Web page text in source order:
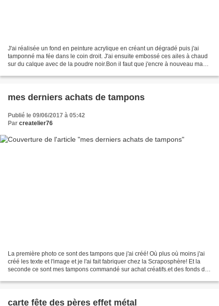
J'ai réalisée un fond en peinture acrylique en créant un dégradé puis j'ai
tamponné ma fée dans le coin droit. J'ai ensuite embossé ces ailes à chaud
sur du calque avec de la poudre noir.Bon il faut que j'encre à nouveau ma
mes derniers achats de tampons
Publié le 09/06/2017 à 05:42
Par createlier76
La première photo ce sont des tampons que j'ai créé! Où plus où moins j'ai
créé les texte et l'image et je l'ai fait fabriquer chez la Scraposphère! Et la
seconde ce sont mes tampons commandé sur achat créatifs.et des fonds de
carte fête des pères effet métal